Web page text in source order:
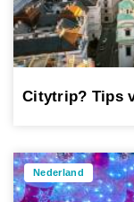
Citytrip? Tips
Nederland